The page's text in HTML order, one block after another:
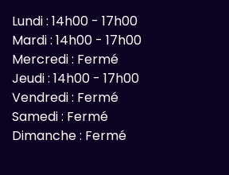
Lundi : 14h00 - 17h00
Mardi : 14h00 - 17h00
Mercredi : Fermé
Jeudi : 14h00 - 17h00
Vendredi : Fermé
Samedi : Fermé
Dimanche : Fermé